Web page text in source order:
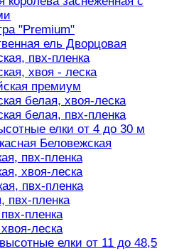
"Premium"
ель Дворцовая
пвх-пленка
хвоя - леска
премиум
белая, хвоя-леска
белая, пвх-пленка
елки от 4 до 30 м
Беловежская
пвх-пленка
хвоя-леска
пвх-пленка
пвх-пленка
пленка
леска
елки от 11 до 48,5